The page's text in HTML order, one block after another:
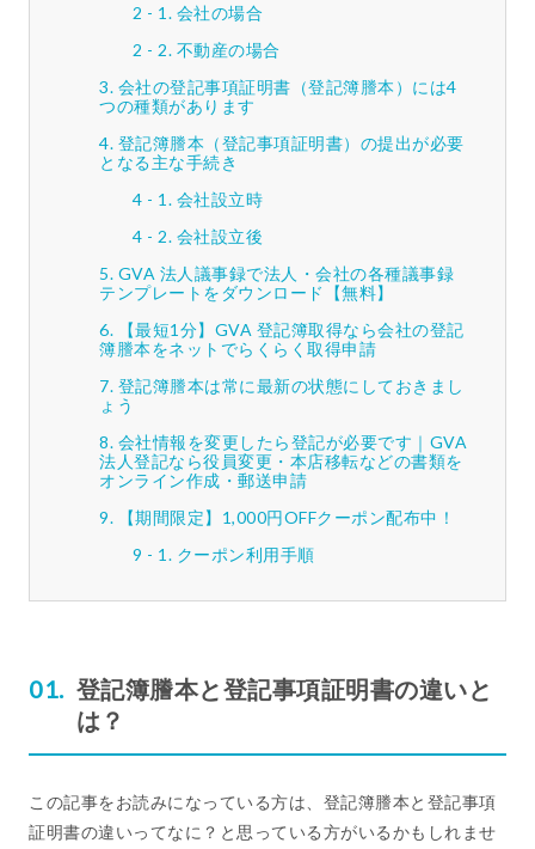
会社の場合
不動産の場合
会社の登記事項証明書（登記簿謄本）には4
つの種類があります
登記簿謄本（登記事項証明書）の提出が必要
となる主な手続き
会社設立時
会社設立後
GVA 法人議事録で法人・会社の各種議事録
テンプレートをダウンロード【無料】
【最短1分】GVA 登記簿取得なら会社の登記
簿謄本をネットでらくらく取得申請
登記簿謄本は常に最新の状態にしておきまし
ょう
会社情報を変更したら登記が必要です｜GVA
法人登記なら役員変更・本店移転などの書類を
オンライン作成・郵送申請
【期間限定】1,000円OFFクーポン配布中！
クーポン利用手順
登記簿謄本と登記事項証明書の違いと
は？
この記事をお読みになっている方は、登記簿謄本と登記事項
証明書の違いってなに？と思っている方がいるかもしれませ